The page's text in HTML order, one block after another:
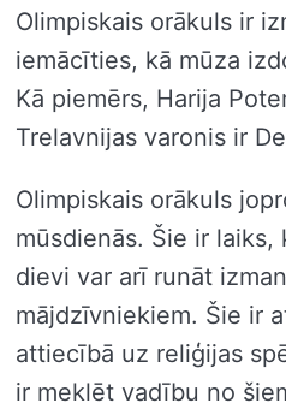
Olimpiskais orākuls ir
iemācīties, kā mūza
Kā piemērs, Harija
Trelavnijas varonis ir
Olimpiskais orākuls
mūsdienās. Šie ir
dievi var arī runāt
mājdzīvniekiem. Šie ir
attiecībā uz reliģijas
ir meklēt vadību no